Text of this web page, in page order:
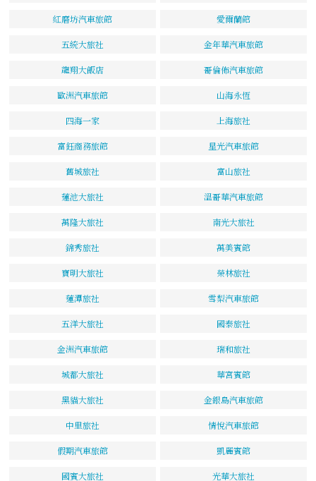
紅磨坊汽車旅館 愛爾蘭館
五統大旅社 金年華汽車旅館
龍翔大飯店 哥倫佈汽車旅館
歐洲汽車旅館 山海永恆
四海一家 上海旅社
富鈺商務旅館 星光汽車旅館
舊城旅社 富山旅社
蓮池大旅社 溫哥華汽車旅館
萬隆大旅社 南光大旅社
錦秀旅社 萬美賓館
寶明大旅社 榮林旅社
蓮潭旅社 雪梨汽車旅館
五洋大旅社 國泰旅社
金洲汽車旅館 瑞和旅社
城都大旅社 華宮賓館
黑貓大旅社 金銀島汽車旅館
中里旅社 情悅汽車旅館
假期汽車旅館 凱麗賓館
國賓大旅社 光華大旅社